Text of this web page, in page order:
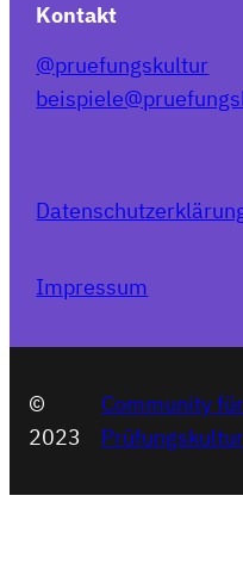
Kontakt
@pruefungskultur
Impressum
©
2023
Community
Prüfungskultur